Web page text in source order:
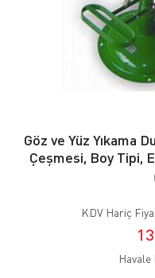
Göz ve Yüz Yıkama
Çeşmesi, Boy Tipi,
KDV Hariç
Havale